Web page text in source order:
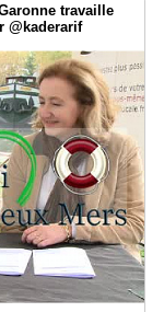
travaille
@kaderarif